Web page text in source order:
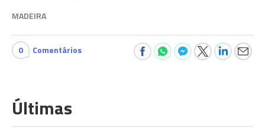
MADEIRA
0 Comentários
Últimas